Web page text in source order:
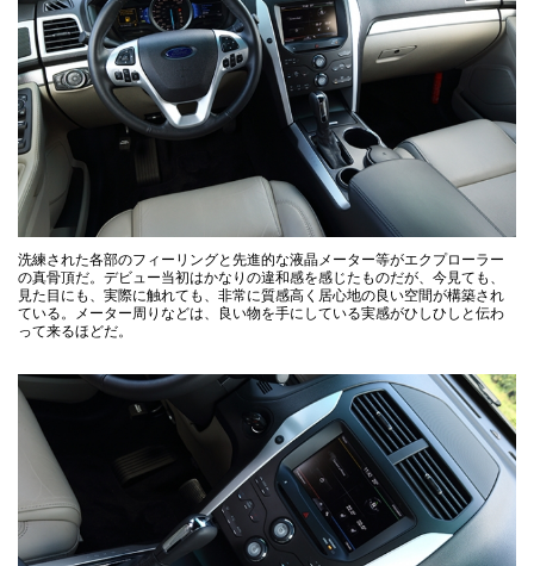
洗練された各部のフィーリングと先進的な液晶メーター等がエクプローラー
の真骨頂だ。デビュー当初はかなりの違和感を感じたものだが、今見ても、
見た目にも、実際に触れても、非常に質感高く居心地の良い空間が構築され
ている。メーター周りなどは、良い物を手にしている実感がひしひしと伝わ
って来るほどだ。